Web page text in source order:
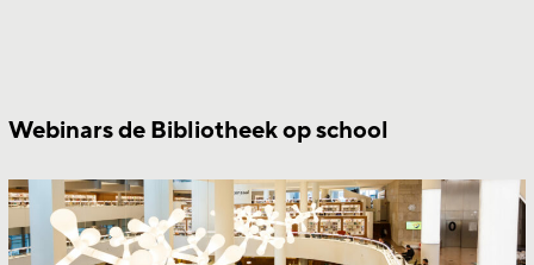
Webinars de Bibliotheek op school